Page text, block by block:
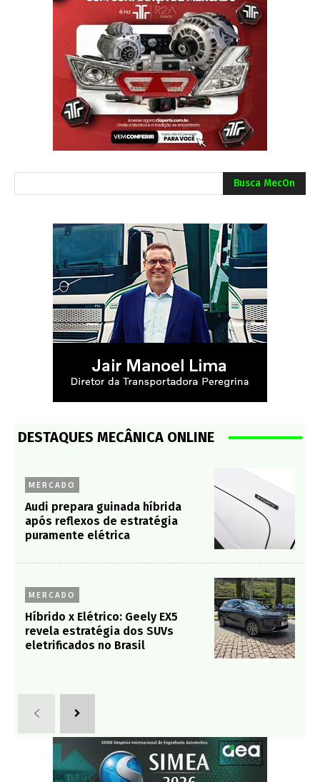
Busca MecOn
DESTAQUES MECÂNICA ONLINE
MERCADO
Audi prepara guinada híbrida
após reflexos de estratégia
puramente elétrica
MERCADO
Híbrido x Elétrico: Geely EX5
revela estratégia dos SUVs
eletrificados no Brasil